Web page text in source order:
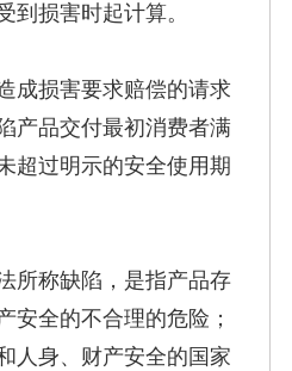
到损害时起计算。
损害要求赔偿的请求
产品交付最初消费者满
超过明示的安全使用期
称缺陷，是指产品存
安全的不合理的危险；
人身、财产安全的国家